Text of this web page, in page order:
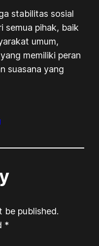
stabilitas sosial
semua pihak, baik
umum,
memiliki peran
suasana yang
be published.
*